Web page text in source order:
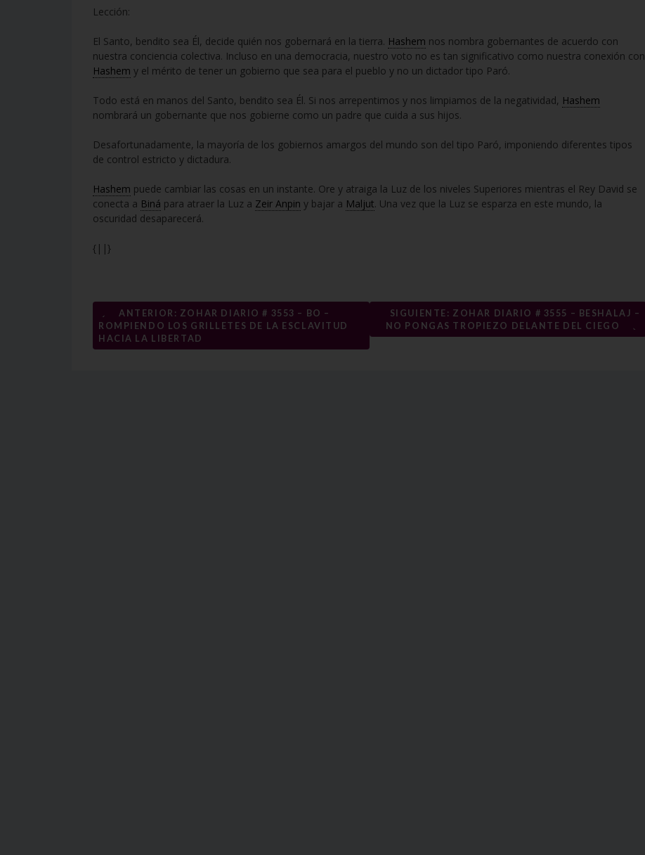
Lección:
El Santo, bendito sea Él, decide quién nos gobernará en la tierra. Hashem nos nombra gobernantes de acuerdo con
nuestra conciencia colectiva. Incluso en una democracia, nuestro voto no es tan significativo como nuestra conexión con
Hashem y el mérito de tener un gobierno que sea para el pueblo y no un dictador tipo Paró.
Todo está en manos del Santo, bendito sea Él. Si nos arrepentimos y nos limpiamos de la negatividad, Hashem
nombrará un gobernante que nos gobierne como un padre que cuida a sus hijos.
Desafortunadamente, la mayoría de los gobiernos amargos del mundo son del tipo Paró, imponiendo diferentes tipos
de control estricto y dictadura.
Hashem puede cambiar las cosas en un instante. Ore y atraiga la Luz de los niveles Superiores mientras el Rey David se
conecta a Biná para atraer la Luz a Zeir Anpin y bajar a Maljut. Una vez que la Luz se esparza en este mundo, la
oscuridad desaparecerá.
{||}
Navegación
de
←
ANTERIOR: ZOHAR DIARIO # 3553 – BO –
ROMPIENDO LOS GRILLETES DE LA ESCLAVITUD
HACIA LA LIBERTAD
SIGUIENTE: ZOHAR DIARIO # 3555 – BESHALAJ –
NO PONGAS TROPIEZO DELANTE DEL CIEGO
→